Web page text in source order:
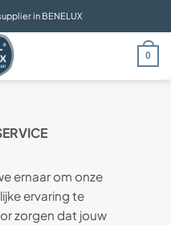
in BENELUX
0
ernaar om onze
ervaring te
zorgen dat jouw